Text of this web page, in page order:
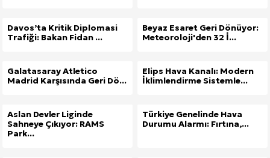
Davos’ta Kritik Diplomasi
Trafiği: Bakan Fidan ...
Beyaz Esaret Geri Dönüyor:
Meteoroloji'den 32 İ...
Galatasaray Atletico
Madrid Karşısında Geri Dö...
Elips Hava Kanalı: Modern
İklimlendirme Sistemle...
Aslan Devler Liginde
Sahneye Çıkıyor: RAMS
Park...
Türkiye Genelinde Hava
Durumu Alarmı: Fırtına,...